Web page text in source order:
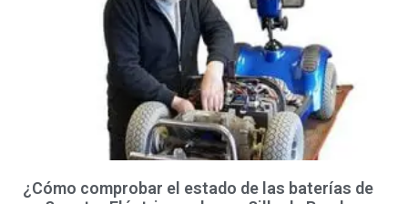
¿Cómo comprobar el estado de las baterías de